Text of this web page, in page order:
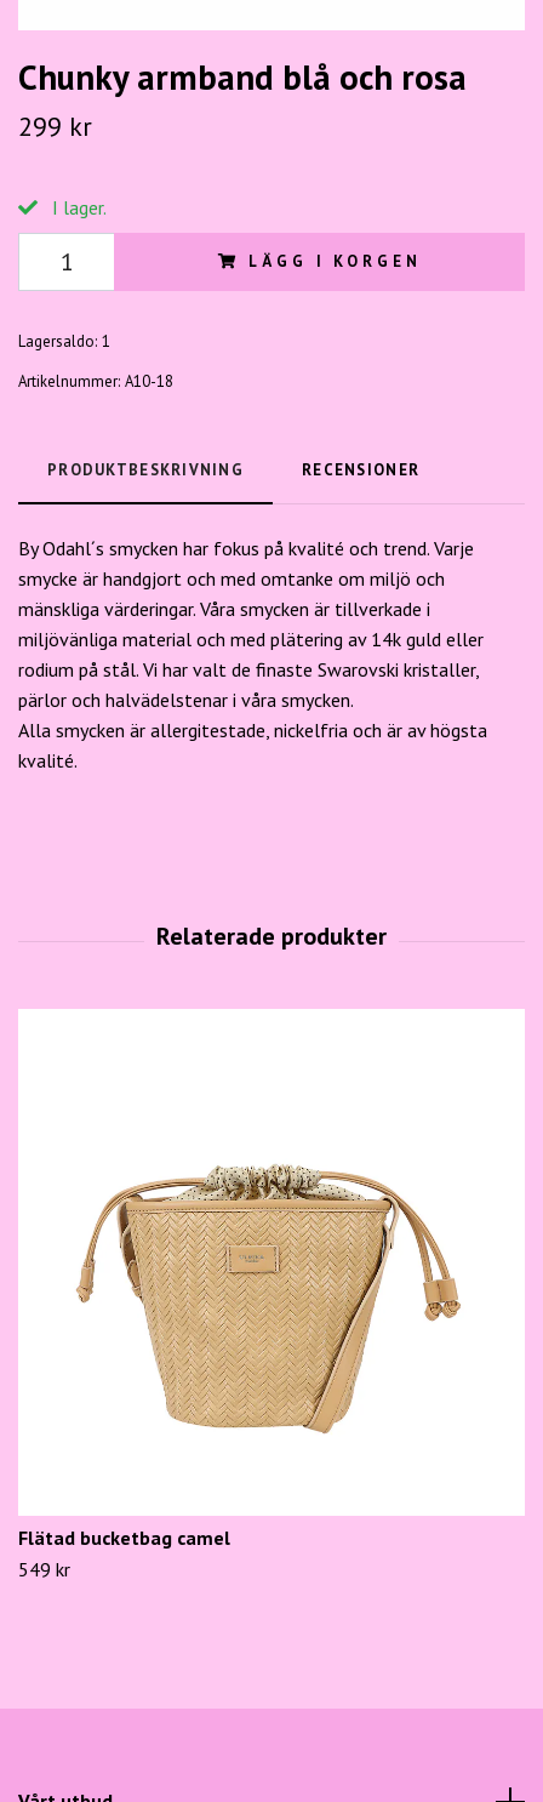
Chunky armband blå och rosa
299 kr
I lager.
LÄGG I KORGEN
Lagersaldo: 1
Artikelnummer: A10-18
PRODUKTBESKRIVNING RECENSIONER
By Odahl´s smycken har fokus på kvalité och trend. Varje
smycke är handgjort och med omtanke om miljö och
mänskliga värderingar. Våra smycken är tillverkade i
miljövänliga material och med plätering av 14k guld eller
rodium på stål. Vi har valt de finaste Swarovski kristaller,
pärlor och halvädelstenar i våra smycken.
Alla smycken är allergitestade, nickelfria och är av högsta
kvalité.
Flätad bucketbag camel
549 kr